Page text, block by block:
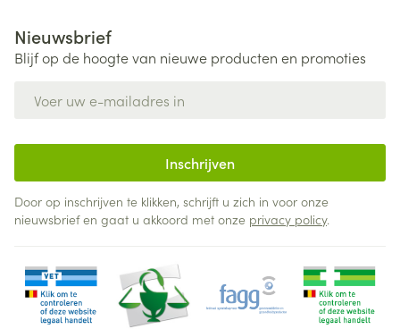
Nieuwsbrief
Blijf op de hoogte van nieuwe producten en promoties
Inschrijven
Door op inschrijven te klikken, schrijft u zich in voor onze
nieuwsbrief en gaat u akkoord met onze privacy policy.